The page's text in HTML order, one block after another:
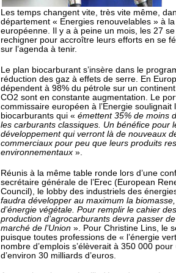
Les temps changent vite, très vite même,
département « Energies renouvelables » à
européenne. Il y a à peine un mois, les 27
rechigner pour accroître leurs efforts en se
sur l’agenda à tenir.
Le plan biocarburant s’insère dans le
réduction des gaz à effets de serre. En
dépendent à 98% du pétrole sur un
CO2 sont en constante augmentation. Le
commissaire européen à l’Energie soulignait
biocarburants qui « émettent 35% de moins
les carburants classiques. Un bénéfice pour
développement qui verront là de nouveaux
commerciaux pour peu que leurs produits
environnementaux ».
Réunis à la même table ronde lors d’une
secrétaire générale de l’Erec (European
Council), le lobby des industriels des
faudra développer au maximum la
d’énergie végétale. Pour remplir le cahier
production d’agrocarburants devra passer
marché de l’Union ». Pour Christine Lins, le
puisque toutes professions de « l’énergie
nombre d’emplois s’élèverait à 350 000 pour
d’environ 30 milliards d’euros.